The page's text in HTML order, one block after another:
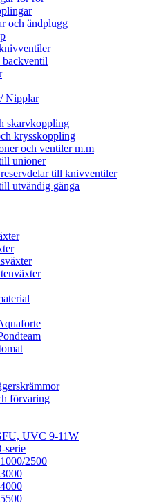
och ändplugg
backventil
Nipplar
skarvkoppling
krysskoppling
och ventiler m.m
unioner
till knivventiler
utvändig gänga
förvaring
UVC 9-11W
serie
2500